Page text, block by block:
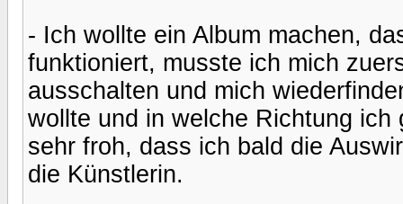
- Ich wollte ein Album machen,
funktioniert, musste ich mich
ausschalten und mich
wollte und in welche Richtung
sehr froh, dass ich bald die
die Künstlerin.